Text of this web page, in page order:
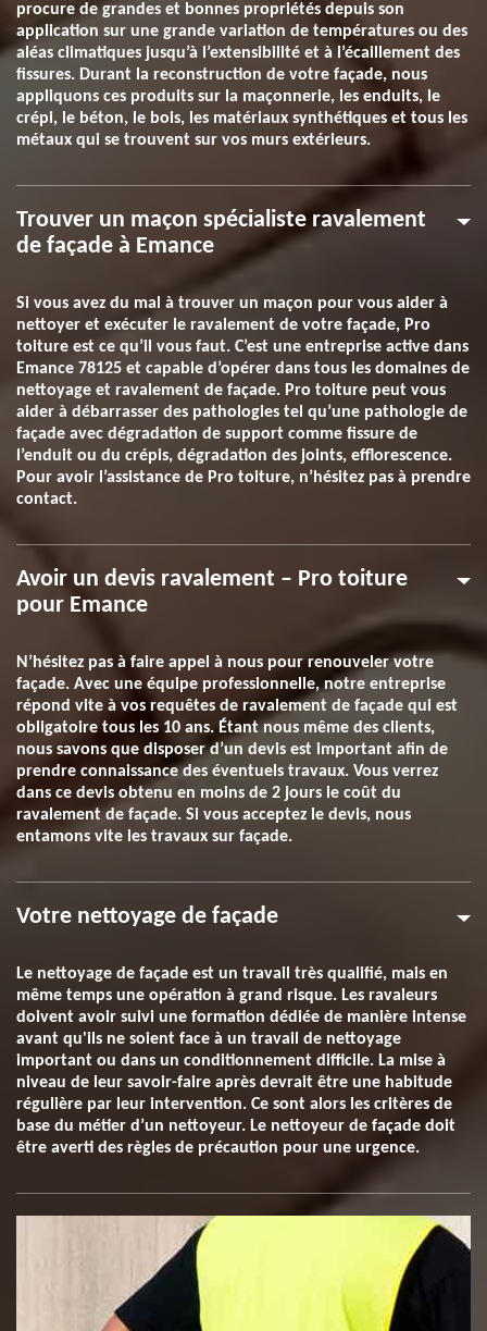
procure de grandes et bonnes propriétés depuis son
application sur une grande variation de températures ou des
aléas climatiques jusqu’à l’extensibilité et à l’écaillement des
fissures. Durant la reconstruction de votre façade, nous
appliquons ces produits sur la maçonnerie, les enduits, le
crépi, le béton, le bois, les matériaux synthétiques et tous les
métaux qui se trouvent sur vos murs extérieurs.
Trouver un maçon spécialiste ravalement
de façade à Emance
Si vous avez du mal à trouver un maçon pour vous aider à
nettoyer et exécuter le ravalement de votre façade, Pro
toiture est ce qu’il vous faut. C’est une entreprise active dans
Emance 78125 et capable d’opérer dans tous les domaines de
nettoyage et ravalement de façade. Pro toiture peut vous
aider à débarrasser des pathologies tel qu’une pathologie de
façade avec dégradation de support comme fissure de
l’enduit ou du crépis, dégradation des joints, efflorescence.
Pour avoir l’assistance de Pro toiture, n’hésitez pas à prendre
contact.
Avoir un devis ravalement – Pro toiture
pour Emance
N’hésitez pas à faire appel à nous pour renouveler votre
façade. Avec une équipe professionnelle, notre entreprise
répond vite à vos requêtes de ravalement de façade qui est
obligatoire tous les 10 ans. Étant nous même des clients,
nous savons que disposer d’un devis est important afin de
prendre connaissance des éventuels travaux. Vous verrez
dans ce devis obtenu en moins de 2 jours le coût du
ravalement de façade. Si vous acceptez le devis, nous
entamons vite les travaux sur façade.
Votre nettoyage de façade
Le nettoyage de façade est un travail très qualifié, mais en
même temps une opération à grand risque. Les ravaleurs
doivent avoir suivi une formation dédiée de manière intense
avant qu'ils ne soient face à un travail de nettoyage
important ou dans un conditionnement difficile. La mise à
niveau de leur savoir-faire après devrait être une habitude
régulière par leur intervention. Ce sont alors les critères de
base du métier d’un nettoyeur. Le nettoyeur de façade doit
être averti des règles de précaution pour une urgence.